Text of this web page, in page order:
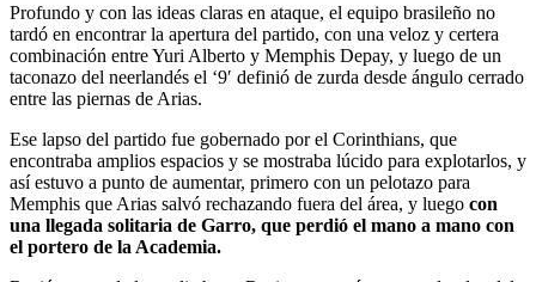
Profundo y con las ideas claras en ataque, el equipo brasileño no
tardó en encontrar la apertura del partido, con una veloz y certera
combinación entre Yuri Alberto y Memphis Depay, y luego de un
taconazo del neerlandés el ‘9′ definió de zurda desde ángulo cerrado
entre las piernas de Arias.
Ese lapso del partido fue gobernado por el Corinthians, que
encontraba amplios espacios y se mostraba lúcido para explotarlos, y
así estuvo a punto de aumentar, primero con un pelotazo para
Memphis que Arias salvó rechazando fuera del área, y luego con
una llegada solitaria de Garro, que perdió el mano a mano con
el portero de la Academia.